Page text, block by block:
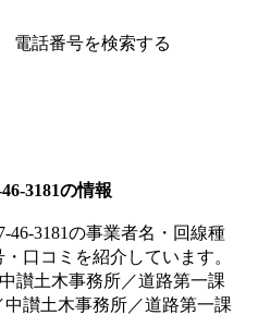
3181の情報
46-3181の事業者名・回線種
口コミを紹介しています。
讃土木事務所／道路第一課
中讃土木事務所／道路第一課